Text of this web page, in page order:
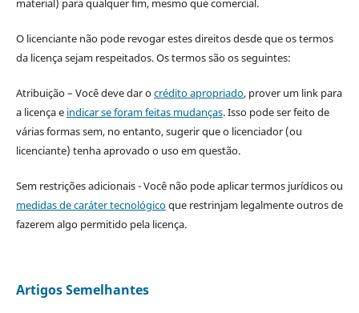
material) para qualquer fim, mesmo que comercial.
O licenciante não pode revogar estes direitos desde que os termos
da licença sejam respeitados. Os termos são os seguintes:
Atribuição – Você deve dar ocrédito apropriado, prover um link para
a licença e indicar se foram feitas mudanças. Isso pode ser feito de
várias formas sem, no entanto, sugerir que o licenciador (ou
licenciante) tenha aprovado o uso em questão.
Sem restrições adicionais - Você não pode aplicar termos jurídicos ou
medidas de caráter tecnológicoque restrinjam legalmente outros de
fazerem algo permitido pela licença.
Artigos Semelhantes